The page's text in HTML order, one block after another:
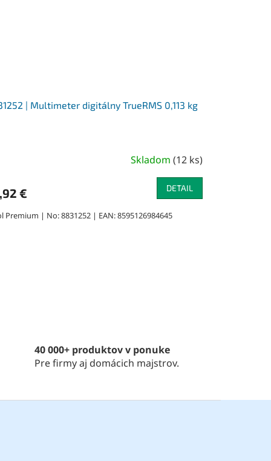
| Multimeter digitálny TrueRMS 0,113 kg
Skladom (12 ks)
€ DETAIL
Premium | No: 8831252 | EAN: 8595126984645
40 000+ produktov v ponuke
Pre firmy aj domácich majstrov.